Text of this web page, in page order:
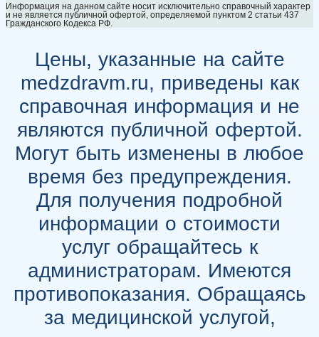
Информация на данном сайте носит исключительно справочный характер
и не является публичной офертой, определяемой пунктом 2 статьи 437
Гражданского Кодекса РФ.
Цены, указанные на сайте
medzdravm.ru, приведены как
справочная информация и не
являются публичной офертой.
Могут быть изменены в любое
время без предупреждения.
Для получения подробной
информации о стоимости
услуг обращайтесь к
администраторам. Имеются
противопоказания. Обращаясь
за медицинской услугой,